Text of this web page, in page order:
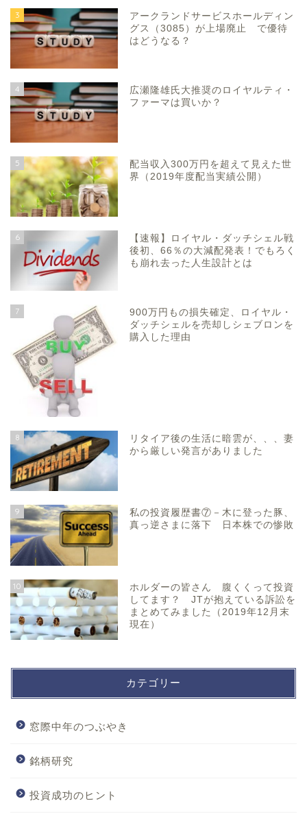
3
アークランドサービスホールディン
グス（3085）が上場廃止 で優待
はどうなる？
4
広瀬隆雄氏大推奨のロイヤルティ・
ファーマは買いか？
5
配当収入300万円を超えて見えた世
界（2019年度配当実績公開）
6
【速報】ロイヤル・ダッチシェル戦
後初、66％の大減配発表！でもろく
も崩れ去った人生設計とは
7
900万円もの損失確定、ロイヤル・
ダッチシェルを売却しシェブロンを
購入した理由
8
リタイア後の生活に暗雲が、、、妻
から厳しい発言がありました
9
私の投資履歴書⑦－木に登った豚、
真っ逆さまに落下 日本株での惨敗
10
ホルダーの皆さん 腹くくって投資
してます？ JTが抱えている訴訟を
まとめてみました（2019年12月末
現在）
カテゴリー
窓際中年のつぶやき
銘柄研究
投資成功のヒント